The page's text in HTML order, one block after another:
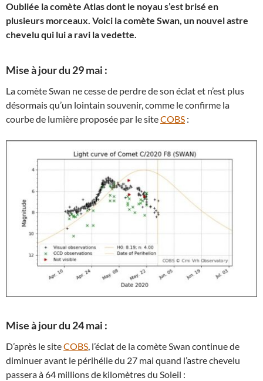
Oubliée la comète Atlas dont le noyau s’est brisé en
plusieurs morceaux. Voici la comète Swan, un nouvel astre
chevelu qui lui a ravi la vedette.
Mise à jour du 29 mai :
La comète Swan ne cesse de perdre de son éclat et n’est plus
désormais qu’un lointain souvenir, comme le confirme la
courbe de lumière proposée par le siteCOBS :
Mise à jour du 24 mai :
D’après le siteCOBS, l’éclat de la comète Swan continue de
diminuer avant le périhélie du 27 mai quand l’astre chevelu
passera à 64 millions de kilomètres du Soleil :